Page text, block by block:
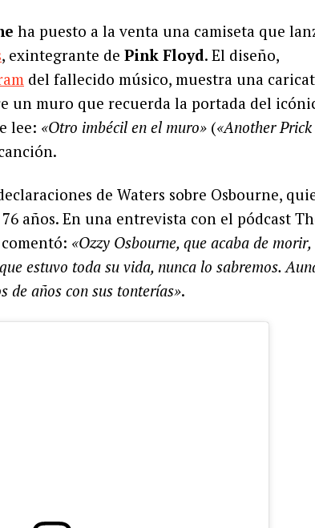
ha puesto a la venta una camiseta que
, exintegrante de Pink Floyd. El diseño,
del fallecido músico, muestra una
un muro que recuerda la portada del
lee: «Otro imbécil en el muro» («Another
de Waters sobre Osbourne,
años. En una entrevista con el pódcast
«Ozzy Osbourne, que acaba de morir,
estuvo toda su vida, nunca lo sabremos.
de años con sus tonterías».